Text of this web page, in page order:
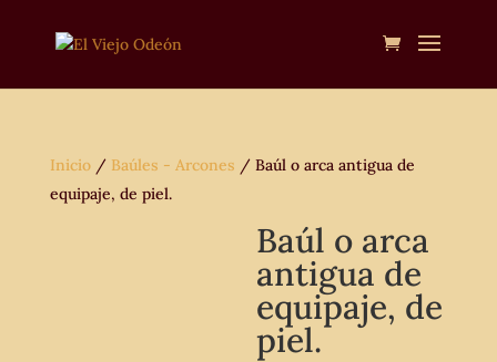
Inicio/ Baúles - Arcones / Baúl o arca antigua de
equipaje, de piel.
Baúl o arca
antigua de
equipaje, de
piel.